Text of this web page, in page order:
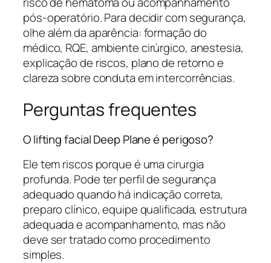
pós-operatório. Para decidir com segurança,
olhe além da aparência: formação do
médico, RQE, ambiente cirúrgico, anestesia,
explicação de riscos, plano de retorno e
clareza sobre conduta em intercorrências.
Perguntas frequentes
O lifting facial Deep Plane é perigoso?
Ele tem riscos porque é uma cirurgia
profunda. Pode ter perfil de segurança
adequado quando há indicação correta,
preparo clínico, equipe qualificada, estrutura
adequada e acompanhamento, mas não
deve ser tratado como procedimento
simples.